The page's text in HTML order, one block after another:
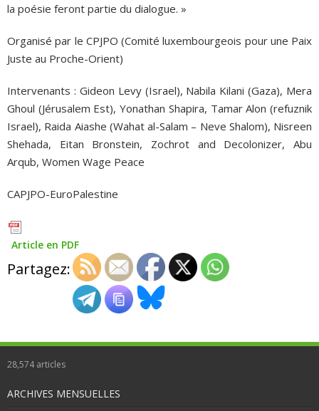
la poésie feront partie du dialogue. »
Organisé par le CPJPO (Comité luxembourgeois pour une Paix
Juste au Proche-Orient)
Intervenants : Gideon Levy (Israel), Nabila Kilani (Gaza), Mera
Ghoul (Jérusalem Est), Yonathan Shapira, Tamar Alon (refuznik
Israel), Raida Aiashe (Wahat al-Salam – Neve Shalom), Nisreen
Shehada, Eitan Bronstein, Zochrot and Decolonizer, Abu
Arqub, Women Wage Peace
CAPJPO-EuroPalestine
Article en PDF
Partagez:
28,574articles
ARCHIVES MENSUELLES